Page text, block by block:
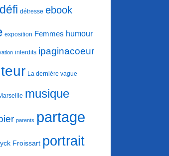
défi détresse ebook
exposition Femmes humour
interdits ipaginacoeur
La dernière vague
musique
parents partage
Froissart portrait